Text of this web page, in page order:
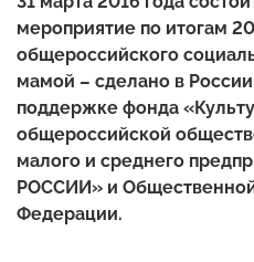
мероприятие по итогам
общероссийского
мамой – сделано в
поддержке фонда
общероссийской
малого и среднего
РОССИИ» и
Федерации.